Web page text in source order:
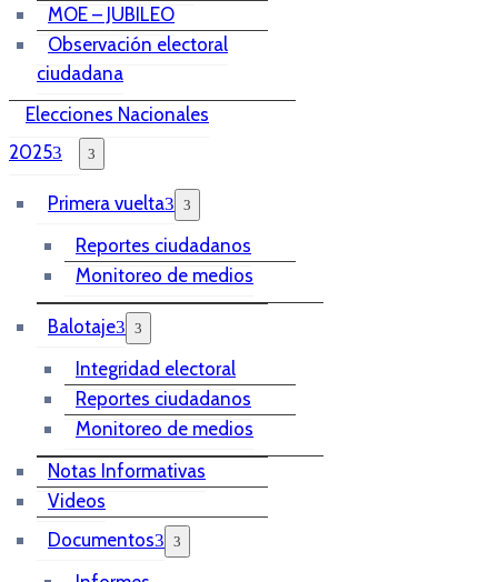
MOE – JUBILEO
Observación electoral
ciudadana
Elecciones Nacionales
2025
Primera vuelta
Reportes ciudadanos
Monitoreo de medios
Balotaje
Integridad electoral
Reportes ciudadanos
Monitoreo de medios
Notas Informativas
Videos
Documentos